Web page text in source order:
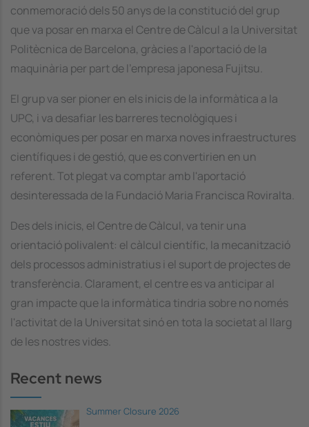
conmemoració dels 50 anys de la constitució del grup
que va posar en marxa el Centre de Càlcul a la Universitat
Politècnica de Barcelona, gràcies a l'aportació de la
maquinària per part de l'empresa japonesa Fujitsu.
El grup va ser pioner en els inicis de la informàtica a la
UPC, i va desafiar les barreres tecnològiques i
econòmiques per posar en marxa noves infraestructures
científiques i de gestió, que es convertirien en un
referent. Tot plegat va comptar amb l'aportació
desinteressada de la Fundació Maria Francisca Roviralta.
Des dels inicis, el Centre de Càlcul, va tenir una
orientació polivalent: el càlcul científic, la mecanització
dels processos administratius i el suport de projectes de
transferència. Clarament, el centre es va anticipar al
gran impacte que la informàtica tindria sobre no només
l'activitat de la Universitat sinó en tota la societat al llarg
de les nostres vides.
Recent news
Summer Closure 2026